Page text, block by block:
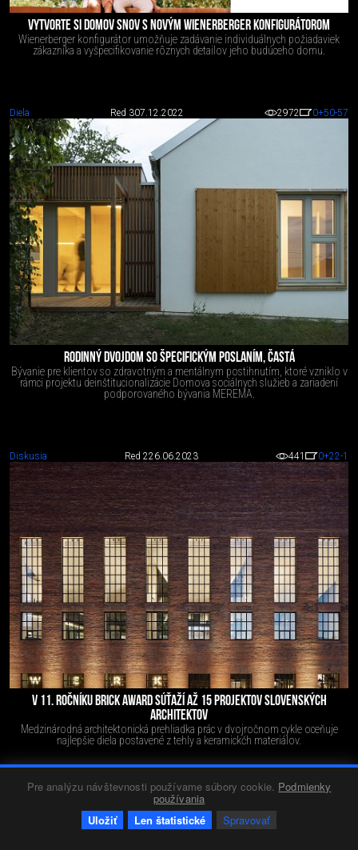
Pre analýzu návštevnosti používame súbory cookie. Podmienky
používania
Uložiť
Len štatistické Spravovať
VYTVORTE SI DOMOV SNOV S NOVÝM WIENERBERGER KONFIGURÁTOROM
Wienerberger konfigurátor umožňuje zadávanie individuálnych požiadaviek
zákazníka a vyšpecifikovanie rôznych detailov jeho budúceho domu.
Diela Red 307.12.2022 2972 0+50-57
RODINNÝ DVOJDOM SO ŠPECIFICKÝM POSLANÍM, ČASTÁ
Bývanie pre klientov so zdravotným a mentálnym postihnutím, ktoré vzniklo v
rámci projektu deinštitucionalizácie Domova sociálnych služieb a zariadení
podporovaného bývania MEREMA.
Diskusia Red 226.06.2023 441 0+22-1
V 11. ROČNÍKU BRICK AWARD SÚŤAŽÍ AŽ 15 PROJEKTOV SLOVENSKÝCH
ARCHITEKTOV
Medzinárodná architektonická prehliadka prác v dvojročnom cykle oceňuje
najlepšie diela postavené z tehly a keramickćh materiálov.
10.05.2023